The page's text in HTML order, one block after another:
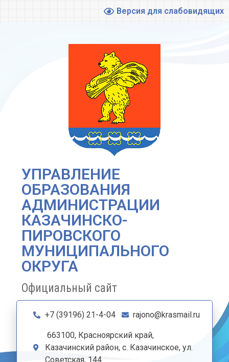
Версия для слабовидящих
УПРАВЛЕНИЕ
ОБРАЗОВАНИЯ
АДМИНИСТРАЦИИ
КАЗАЧИНСКО-
ПИРОВСКОГО
МУНИЦИПАЛЬНОГО
ОКРУГА
Официальный сайт
+7 (39196) 21-4-04 rajono@krasmail.ru
663100, Красноярский край,
Казачинский район, с. Казачинское, ул.
Советская, 144